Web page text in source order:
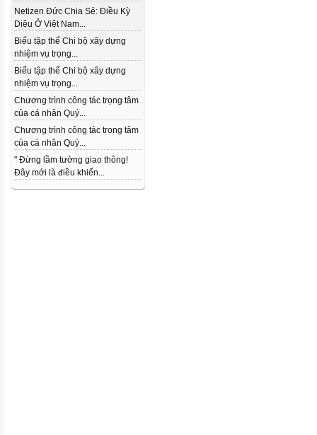
Netizen Đức Chia Sẻ: Điều Kỳ
Diệu Ở Việt Nam...
Biểu tập thể Chi bộ xây dựng
nhiệm vụ trọng...
Biểu tập thể Chi bộ xây dựng
nhiệm vụ trọng...
Chương trình công tác trọng tâm
của cá nhân Quý...
Chương trình công tác trọng tâm
của cá nhân Quý...
" Đừng lầm tưởng giao thông!
Đây mới là điều khiến...